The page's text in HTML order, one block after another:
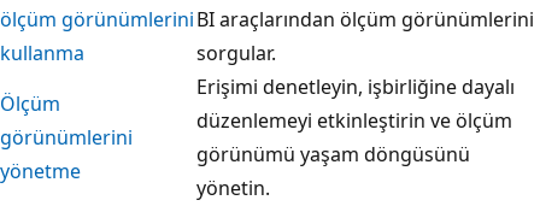
ölçüm görünümlerini
kullanma
BI araçlarından ölçüm görünümlerini
sorgular.
Ölçüm
görünümlerini
yönetme
Erişimi denetleyin, işbirliğine dayalı
düzenlemeyi etkinleştirin ve ölçüm
görünümü yaşam döngüsünü
yönetin.